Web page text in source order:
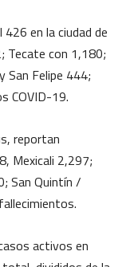
en la ciudad de
Tecate con 1,180;
San Felipe 444;
COVID-19.
reportan
Mexicali 2,297;
San Quintín /
activos en